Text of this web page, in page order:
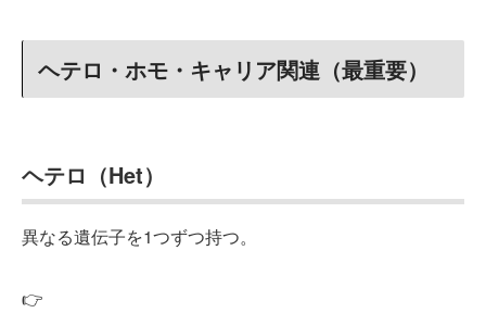
ヘテロ・ホモ・キャリア関連（最重要）
ヘテロ（Het）
異なる遺伝子を1つずつ持つ。
👉